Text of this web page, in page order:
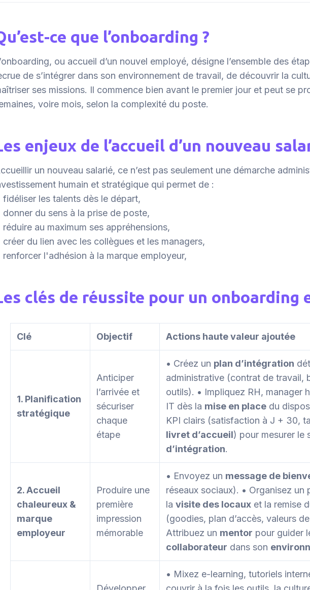
ce que l’onboarding ?
ou accueil d’un nouvel employé, désigne l’ensemble des
de s’intégrer dans son environnement de travail, de découvrir la
ses missions. Il commence bien avant le premier jour et peut se
voire mois, selon la complexité du poste.
enjeux de l’accueil d’un nouveau
un nouveau salarié, ce n’est pas seulement une démarche
humain et stratégique qui permet de :
fidéliser les talents dès le départ,
donner du sens à la prise de poste,
réduire au maximum ses appréhensions,
créer du lien avec les collègues et les managers,
renforcer l'adhésion à la marque employeur,
clés de réussite pour un onboarding
Clé Objectif Actions haute valeur ajoutée
1. Planification
stratégique
Anticiper
l’arrivée et
sécuriser
chaque
étape
• Créez un plan d’intégration
administrative (contrat de travail,
outils). • Impliquez RH, manager
IT dès la mise en place du
KPI clairs (satisfaction à J + 30,
livret d’accueil) pour mesurer le
d’intégration.
2. Accueil
chaleureux &
marque
employeur
Produire une
première
impression
mémorable
• Envoyez un message de
réseaux sociaux). • Organisez un
la visite des locaux et la remise
(goodies, plan d’accès, valeurs de
Attribuez un mentor pour guider
collaborateur dans son
• Mixez e-learning, tutoriels